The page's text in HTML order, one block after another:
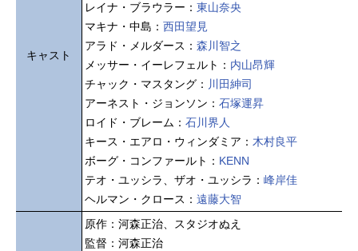
キャスト
レイナ・ブラウラー： 東山奈央
マキナ・中島： 西田望見
アラド・メルダース： 森川智之
メッサー・イーレフェルト： 内山昂輝
チャック・マスタング： 川田紳司
アーネスト・ジョンソン： 石塚運昇
ロイド・ブレーム： 石川界人
キース・エアロ・ウィンダミア： 木村良平
ボーグ・コンファールト： KENN
テオ・ユッシラ、ザオ・ユッシラ： 峰岸佳
ヘルマン・クロース： 遠藤大智
原作：河森正治、スタジオぬえ
監督：河森正治